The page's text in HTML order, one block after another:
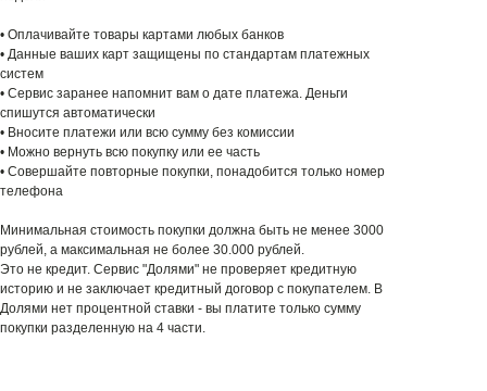
• Оплачивайте товары картами любых банков
• Данные ваших карт защищены по стандартам платежных
систем
• Сервис заранее напомнит вам о дате платежа. Деньги
спишутся автоматически
• Вносите платежи или всю сумму без комиссии
• Можно вернуть всю покупку или ее часть
• Совершайте повторные покупки, понадобится только номер
телефона
Минимальная стоимость покупки должна быть не менее 3000
рублей, а максимальная не более 30.000 рублей.
Это не кредит. Сервис "Долями" не проверяет кредитную
историю и не заключает кредитный договор с покупателем. В
Долями нет процентной ставки - вы платите только сумму
покупки разделенную на 4 части.